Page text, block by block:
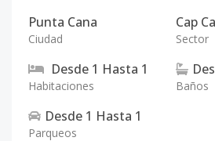
Punta Cana
Ciudad
Cap
Sector
Desde 1 Hasta 1
Habitaciones Baños
Desde 1 Hasta 1
Parqueos